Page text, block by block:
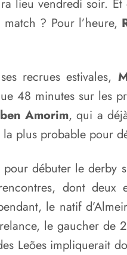
lieu vendredi soir.
? Pour l’heure,
recrues estivales,
48 minutes sur les
Amorim, qui a
plus probable pour
débuter le derby
dont deux
le natif
le gaucher de
Leões impliquerait